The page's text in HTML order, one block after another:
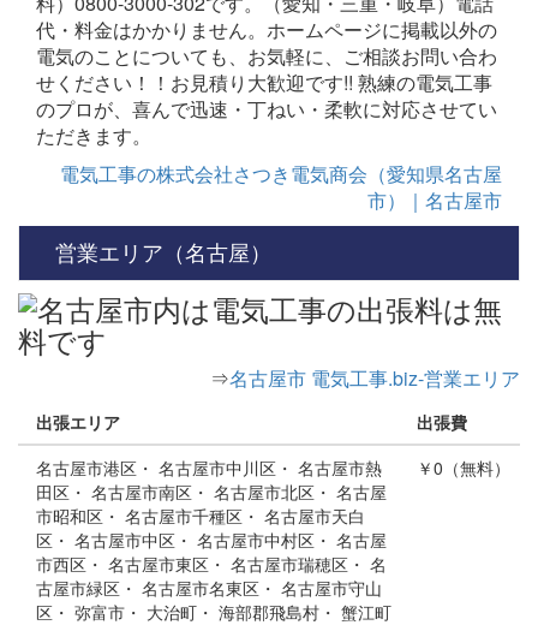
代・料金はかかりません。ホームページに掲載以外の
電気のことについても、お気軽に、ご相談お問い合わ
せください！！お見積り大歓迎です!! 熟練の電気工事
のプロが、喜んで迅速・丁ねい・柔軟に対応させてい
ただきます。
電気工事の株式会社さつき電気商会（愛知県名古屋
市）｜名古屋市
営業エリア（名古屋）
⇒名古屋市 電気工事.biz-営業エリア
出張エリア
出張費
名古屋市港区・ 名古屋市中川区・ 名古屋市熱
田区・ 名古屋市南区・ 名古屋市北区・ 名古屋
市昭和区・ 名古屋市千種区・ 名古屋市天白
区・ 名古屋市中区・ 名古屋市中村区・ 名古屋
市西区・ 名古屋市東区・ 名古屋市瑞穂区・ 名
古屋市緑区・ 名古屋市名東区・ 名古屋市守山
区・ 弥富市・ 大治町・ 海部郡飛島村・ 蟹江町
￥0（無料）